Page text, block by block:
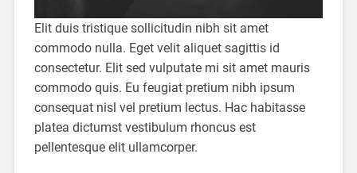
Elit duis tristique sollicitudin nibh sit amet
commodo nulla. Eget velit aliquet sagittis id
consectetur. Elit sed vulputate mi sit amet mauris
commodo quis. Eu feugiat pretium nibh ipsum
consequat nisl vel pretium lectus. Hac habitasse
platea dictumst vestibulum rhoncus est
pellentesque elit ullamcorper.